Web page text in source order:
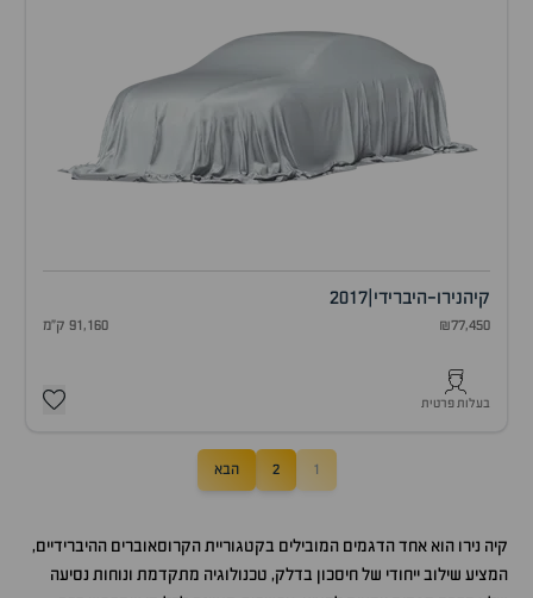
קיהנירו-היברידי 2017
₪77,450 91,160 ק"מ
בעלות פרטית
1
2 הבא
קיה נירו הוא אחד הדגמים המובילים בקטגוריית הקרוסאוברים ההיברידיים,
המציע שילוב ייחודי של חיסכון בדלק, טכנולוגיה מתקדמת ונוחות נסיעה